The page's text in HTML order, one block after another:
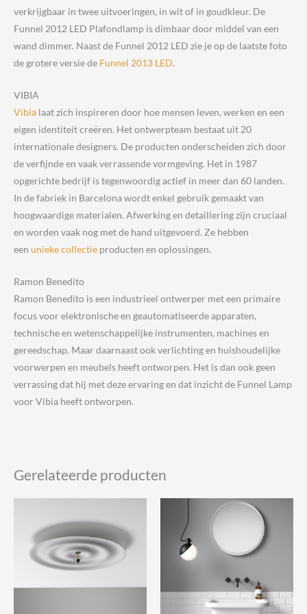
verkrijgbaar in twee uitvoeringen, in wit of in goudkleur. De
Funnel 2012 LED Plafondlamp is dimbaar door middel van een
wand dimmer. Naast de Funnel 2012 LED zie je op de laatste foto
de grotere versie de Funnel 2013 LED.
VIBIA
Vibia laat zich inspireren door hoe mensen leven, werken en een
eigen identiteit creëren. Het ontwerpteam bestaat uit 20
internationale designers. De producten onderscheiden zich door
de verfijnde en vaak verrassende vormgeving. Het in 1987
opgerichte bedrijf is tegenwoordig actief in meer dan 60 landen.
In de fabriek in Barcelona wordt enkel gebruik gemaakt van
hoogwaardige materialen. Afwerking en detaillering zijn cruciaal
en worden vaak nog met de hand uitgevoerd. Ze hebben
een unieke collectie producten en oplossingen.
Ramon Benedito
Ramon Benedito is een industrieel ontwerper met een primaire
focus voor elektronische en geautomatiseerde apparaten,
technische en wetenschappelijke instrumenten, machines en
gereedschap. Maar daarnaast ook verlichting en huishoudelijke
voorwerpen en meubels heeft ontworpen. Het is dan ook geen
verrassing dat hij met deze ervaring en dat inzicht de Funnel Lamp
voor Vibia heeft ontworpen.
Gerelateerde producten